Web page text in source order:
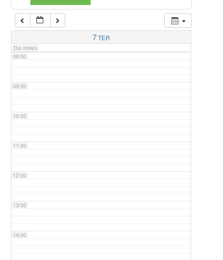
7TER
Dia inteiro
07:00
08:00
09:00
10:00
11:00
12:00
13:00
14:00